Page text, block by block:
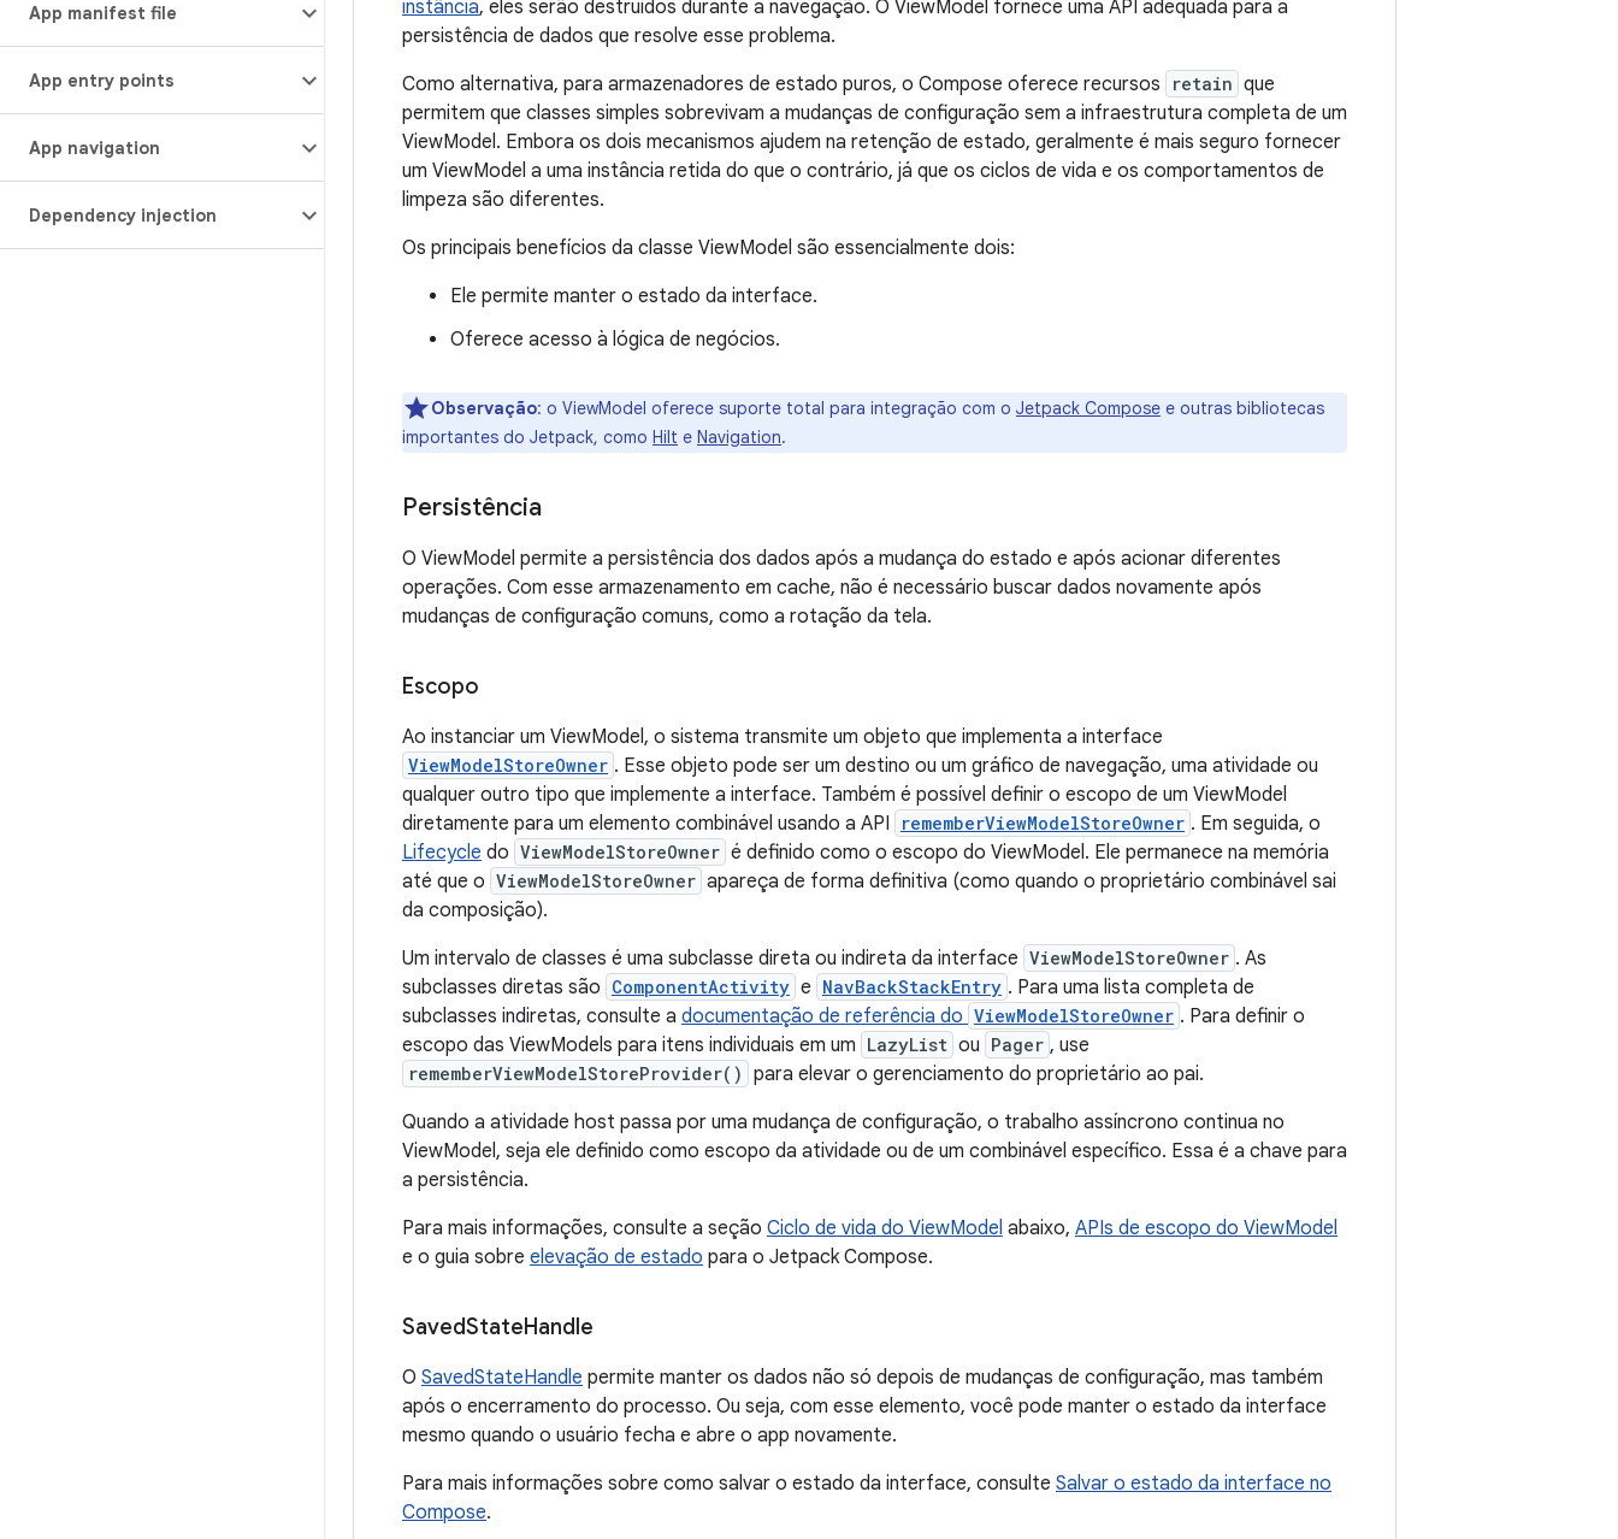
App manifest file
App entry points
App navigation
Dependency injection
instância, eles serão destruídos durante a navegação. O ViewModel fornece uma API adequada para a
persistência de dados que resolve esse problema.
Como alternativa, para armazenadores de estado puros, o Compose oferece recursos
retain que
permitem que classes simples sobrevivam a mudanças de configuração sem a infraestrutura completa de um
ViewModel. Embora os dois mecanismos ajudem na retenção de estado, geralmente é mais seguro fornecer
um ViewModel a uma instância retida do que o contrário, já que os ciclos de vida e os comportamentos de
limpeza são diferentes.
Os principais benefícios da classe ViewModel são essencialmente dois:
Ele permite manter o estado da interface.
Oferece acesso à lógica de negócios.
Observação: o ViewModel oferece suporte total para integração com o Jetpack Compose e outras bibliotecas
importantes do Jetpack, como Hilt e Navigation.
Persistência
O ViewModel permite a persistência dos dados após a mudança do estado e após acionar diferentes
operações. Com esse armazenamento em cache, não é necessário buscar dados novamente após
mudanças de configuração comuns, como a rotação da tela.
Escopo
Ao instanciar um ViewModel, o sistema transmite um objeto que implementa a interface
ViewModelStoreOwner . Esse objeto pode ser um destino ou um gráfico de navegação, uma atividade ou
qualquer outro tipo que implemente a interface. Também é possível definir o escopo de um ViewModel
diretamente para um elemento combinável usando a API
rememberViewModelStoreOwner . Em seguida, o
Lifecycle do ViewModelStoreOwner é definido como o escopo do ViewModel. Ele permanece na memória
até que o ViewModelStoreOwner apareça de forma definitiva (como quando o proprietário combinável sai
da composição).
Um intervalo de classes é uma subclasse direta ou indireta da interface ViewModelStoreOwner . As
subclasses diretas são ComponentActivity e NavBackStackEntry . Para uma lista completa de
subclasses indiretas, consulte a documentação de referência do ViewModelStoreOwner . Para definir o
escopo das ViewModels para itens individuais em um LazyList ou Pager , use
rememberViewModelStoreProvider() para elevar o gerenciamento do proprietário ao pai.
Quando a atividade host passa por uma mudança de configuração, o trabalho assíncrono continua no
ViewModel, seja ele definido como escopo da atividade ou de um combinável específico. Essa é a chave para
a persistência.
Para mais informações, consulte a seção Ciclo de vida do ViewModel abaixo, APIs de escopo do ViewModel
e o guia sobre elevação de estado para o Jetpack Compose.
SavedStateHandle
O SavedStateHandle permite manter os dados não só depois de mudanças de configuração, mas também
após o encerramento do processo. Ou seja, com esse elemento, você pode manter o estado da interface
mesmo quando o usuário fecha e abre o app novamente.
Para mais informações sobre como salvar o estado da interface, consulte Salvar o estado da interface no
Compose.